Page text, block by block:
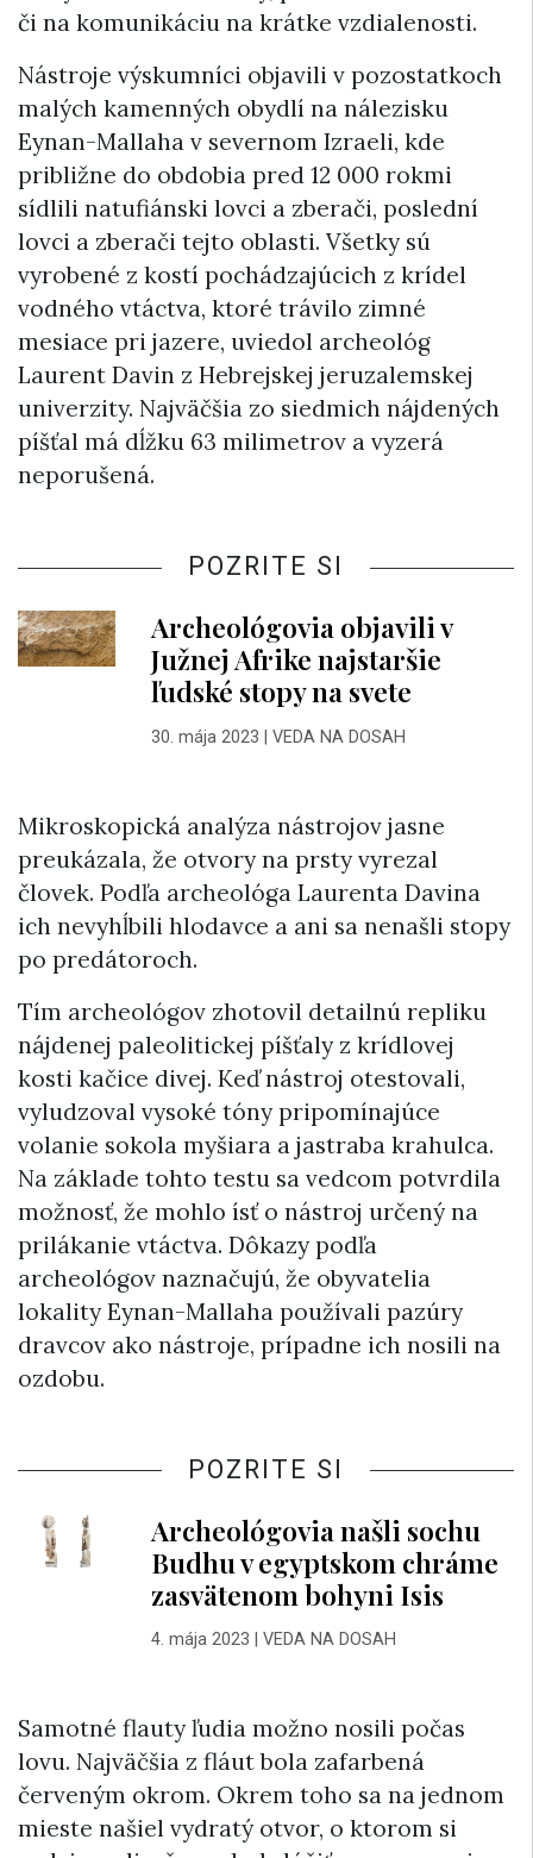
či na komunikáciu na krátke vzdialenosti.
Nástroje výskumníci objavili v pozostatkoch
malých kamenných obydlí na nálezisku
Eynan-Mallaha v severnom Izraeli, kde
približne do obdobia pred 12 000 rokmi
sídlili natufiánski lovci a zberači, poslední
lovci a zberači tejto oblasti. Všetky sú
vyrobené z kostí pochádzajúcich z krídel
vodného vtáctva, ktoré trávilo zimné
mesiace pri jazere, uviedol archeológ
Laurent Davin z Hebrejskej jeruzalemskej
univerzity. Najväčšia zo siedmich nájdených
píšťal má dĺžku 63 milimetrov a vyzerá
neporušená.
POZRITE SI
Archeológovia objavili v
Južnej Afrike najstaršie
ľudské stopy na svete
30. mája 2023 VEDA NA DOSAH
Mikroskopická analýza nástrojov jasne
preukázala, že otvory na prsty vyrezal
človek. Podľa archeológa Laurenta Davina
ich nevyhĺbili hlodavce a ani sa nenašli stopy
po predátoroch.
Tím archeológov zhotovil detailnú repliku
nájdenej paleolitickej píšťaly z krídlovej
kosti kačice divej. Keď nástroj otestovali,
vyludzoval vysoké tóny pripomínajúce
volanie sokola myšiara a jastraba krahulca.
Na základe tohto testu sa vedcom potvrdila
možnosť, že mohlo ísť o nástroj určený na
prilákanie vtáctva. Dôkazy podľa
archeológov naznačujú, že obyvatelia
lokality Eynan-Mallaha používali pazúry
dravcov ako nástroje, prípadne ich nosili na
ozdobu.
POZRITE SI
Archeológovia našli sochu
Budhu v egyptskom chráme
zasvätenom bohyni Isis
4. mája 2023 VEDA NA DOSAH
Samotné flauty ľudia možno nosili počas
lovu. Najväčšia z fláut bola zafarbená
červeným okrom. Okrem toho sa na jednom
mieste našiel vydratý otvor, o ktorom si